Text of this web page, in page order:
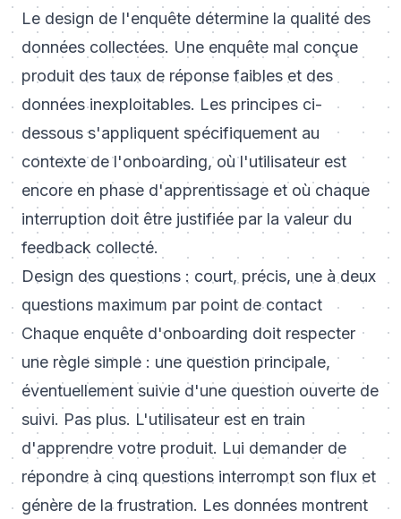
Le design de l'enquête détermine la qualité des
données collectées. Une enquête mal conçue
produit des taux de réponse faibles et des
données inexploitables. Les principes ci-
dessous s'appliquent spécifiquement au
contexte de l'onboarding, où l'utilisateur est
encore en phase d'apprentissage et où chaque
interruption doit être justifiée par la valeur du
feedback collecté.
Design des questions : court, précis, une à deux
questions maximum par point de contact
Chaque enquête d'onboarding doit respecter
une règle simple : une question principale,
éventuellement suivie d'une question ouverte de
suivi. Pas plus. L'utilisateur est en train
d'apprendre votre produit. Lui demander de
répondre à cinq questions interrompt son flux et
génère de la frustration. Les données montrent